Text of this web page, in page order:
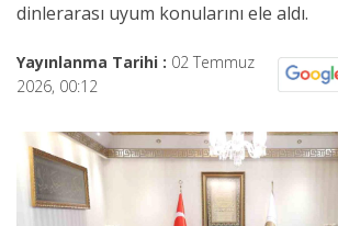
dinlerarası uyum konularını ele aldı.
Yayınlanma Tarihi : 02 Temmuz
2026, 00:12